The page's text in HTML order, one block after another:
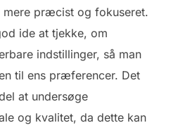
præcist og fokuseret.
ide at tjekke, om
indstillinger, så man
til ens præferencer. Det
at undersøge
og kvalitet, da dette kan